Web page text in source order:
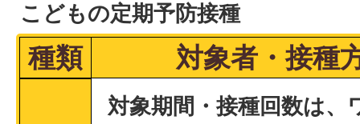
こどもの定期予防接種
種類 対象者・接種
対象期間・接種回数は、